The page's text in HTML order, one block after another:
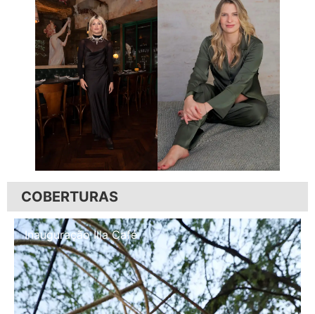
COBERTURAS
Inauguração Illa Café